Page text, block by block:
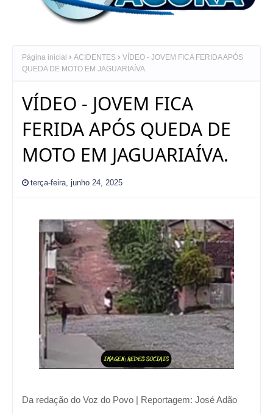
Página inicial ACIDENTES
VÍDEO - JOVEM FICA FERIDA APÓS
QUEDA DE MOTO EM JAGUARIAÍVA.
VÍDEO - JOVEM FICA
FERIDA APÓS QUEDA DE
MOTO EM JAGUARIAÍVA.
terça-feira, junho 24, 2025
Da redação do Voz do Povo | Reportagem: José Adão